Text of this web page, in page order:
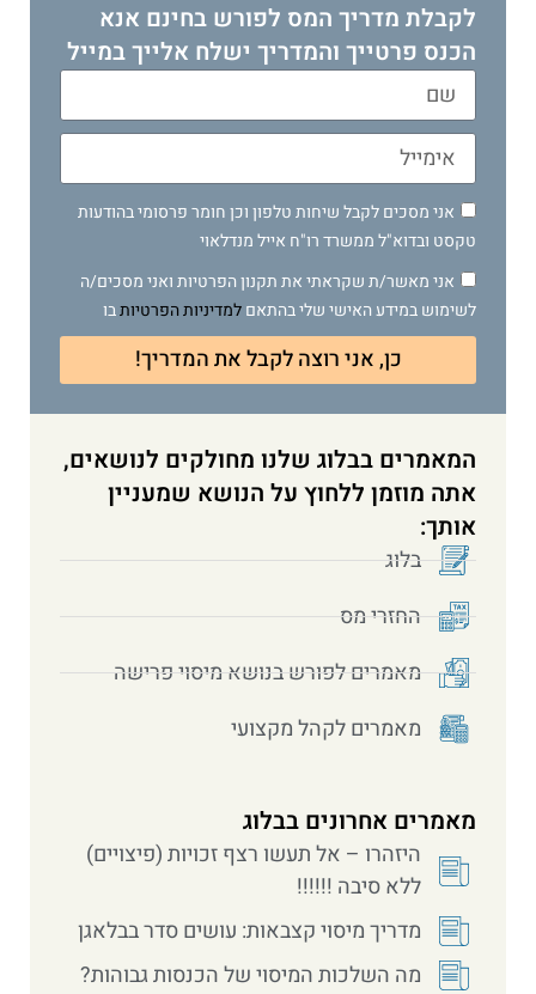
לקבלת מדריך המס לפורש בחינם אנא
הכנס פרטייך והמדריך ישלח אלייך במייל
אני מסכים לקבל שיחות טלפון וכן חומר פרסומי בהודעות
טקסט ובדוא"ל ממשרד רו"ח אייל מנדלאוי
אני מאשר/ת שקראתי את תקנון הפרטיות ואני מסכים/ה
לשימוש במידע האישי שלי בהתאםלמדיניות הפרטיותבו
כן, אני רוצה לקבל את המדריך!
המאמרים בבלוג שלנו מחולקים לנושאים,
אתה מוזמן ללחוץ על הנושא שמעניין
אותך:
בלוג
החזרי מס
מאמרים לפורש בנושא מיסוי פרישה
מאמרים לקהל מקצועי
מאמרים אחרונים בבלוג
היזהרו – אל תעשו רצף זכויות (פיצויים)
ללא סיבה !!!!!!
מדריך מיסוי קצבאות: עושים סדר בבלאגן
מה השלכות המיסוי של הכנסות גבוהות?